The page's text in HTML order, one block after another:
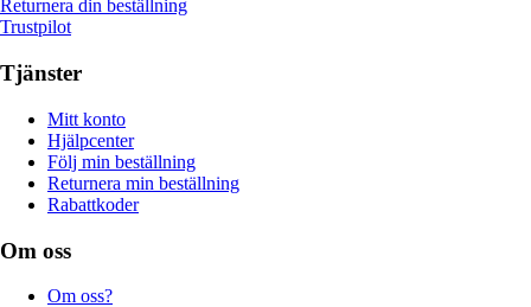
Returnera din beställning
Trustpilot
Tjänster
Mitt konto
Hjälpcenter
Följ min beställning
Returnera min beställning
Rabattkoder
Om oss
Om oss?